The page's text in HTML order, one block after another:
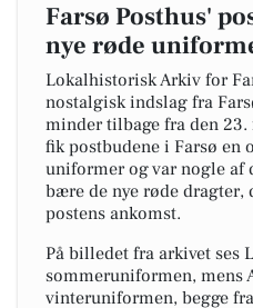
Farsø Posthus'
nye røde
Lokalhistorisk Arkiv for
nostalgisk indslag fra
minder tilbage fra den
fik postbudene i Farsø en
uniformer og var nogle af
bære de nye røde
postens ankomst.
På billedet fra arkivet ses
sommeruniformen, mens
vinteruniformen, begge